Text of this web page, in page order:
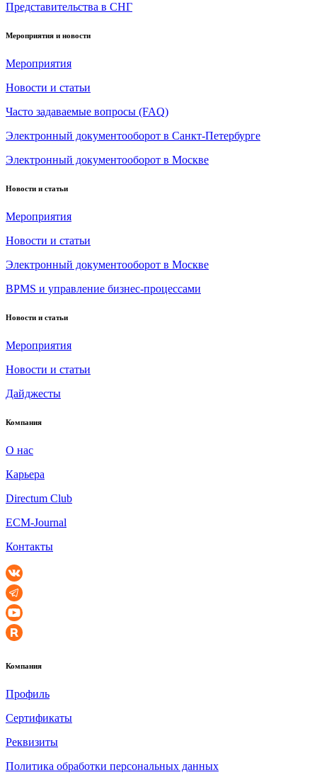
Представительства в СНГ
Мероприятия и новости
Мероприятия
Новости и статьи
Часто задаваемые вопросы (FAQ)
Электронный документооборот в Санкт-Петербурге
Электронный документооборот в Москве
Новости и статьи
Мероприятия
Новости и статьи
Электронный документооборот в Москве
BPMS и управление бизнес-процессами
Новости и статьи
Мероприятия
Новости и статьи
Дайджесты
Компания
О нас
Карьера
Directum Club
ECM-Journal
Контакты
Компания
Профиль
Сертификаты
Реквизиты
Политика обработки персональных данных